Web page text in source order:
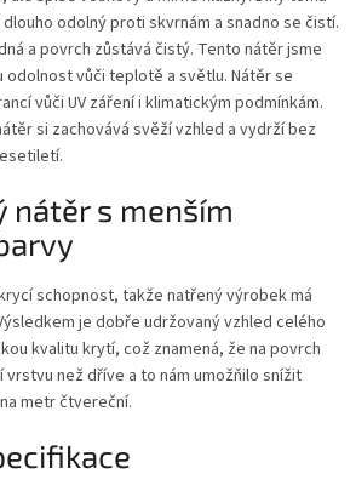
odolný proti skvrnám a snadno se čistí.
a povrch zůstává čistý. Tento nátěr jsme
vůči teplotě a světlu. Nátěr se
vůči UV záření i klimatickým podmínkám.
si zachovává svěží vzhled a vydrží bez
nátěr s menším
schopnost, takže natřený výrobek má
je dobře udržovaný vzhled celého
kvalitu krytí, což znamená, že na povrch
než dříve a to nám umožňilo snížit
metr čtvereční.